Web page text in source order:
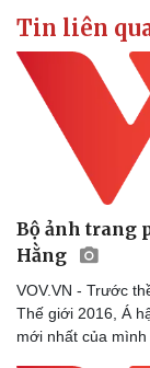
Tin liên
Bộ ảnh trang
Hằng
VOV.VN - Trước
Thế giới 2016, Á
mới nhất của